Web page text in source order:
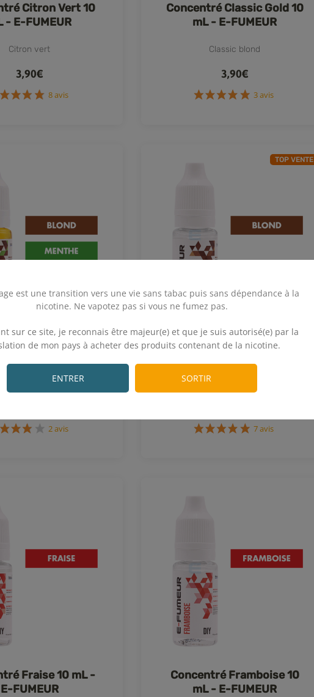
est une transition vers une vie sans tabac puis sans dépendance à la
nicotine. Ne vapotez pas si vous ne fumez pas.
sur ce site, je reconnais être majeur(e) et que je suis autorisé(e) par la
de mon pays à acheter des produits contenant de la nicotine.
ENTRER SORTIR
Citron Vert 10
- E-FUMEUR
Citron vert
3,90€
Concentré Classic Gold 10
mL - E-FUMEUR
Classic blond
3,90€
Classic Menthe
blond - Menthe
TOP VENTE
Concentré Classic RY4 10
Classic blond - Caramel - Vanille
Fraise 10 mL -
E-FUMEUR
Concentré Framboise 10
mL - E-FUMEUR